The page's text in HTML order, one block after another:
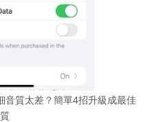
音質太差？簡單4招升級成最佳